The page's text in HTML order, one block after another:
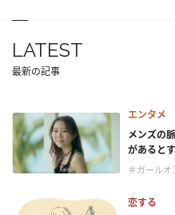
LATEST
最新の記事
エンタメ
メンズの
があると
＃ガールオ
恋する